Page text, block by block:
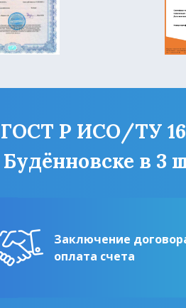
Р ИСО/ТУ
Будённовске в 3
Заключение
оплата счета